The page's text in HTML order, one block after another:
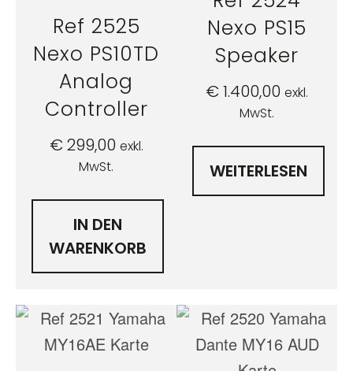
Ref 2525
Nexo PS10TD
Analog
Controller
€299,00 exkl.
MwSt.
IN DEN
WARENKORB
Nexo PS15
Speaker
€1.400,00 exkl.
MwSt.
WEITERLESEN